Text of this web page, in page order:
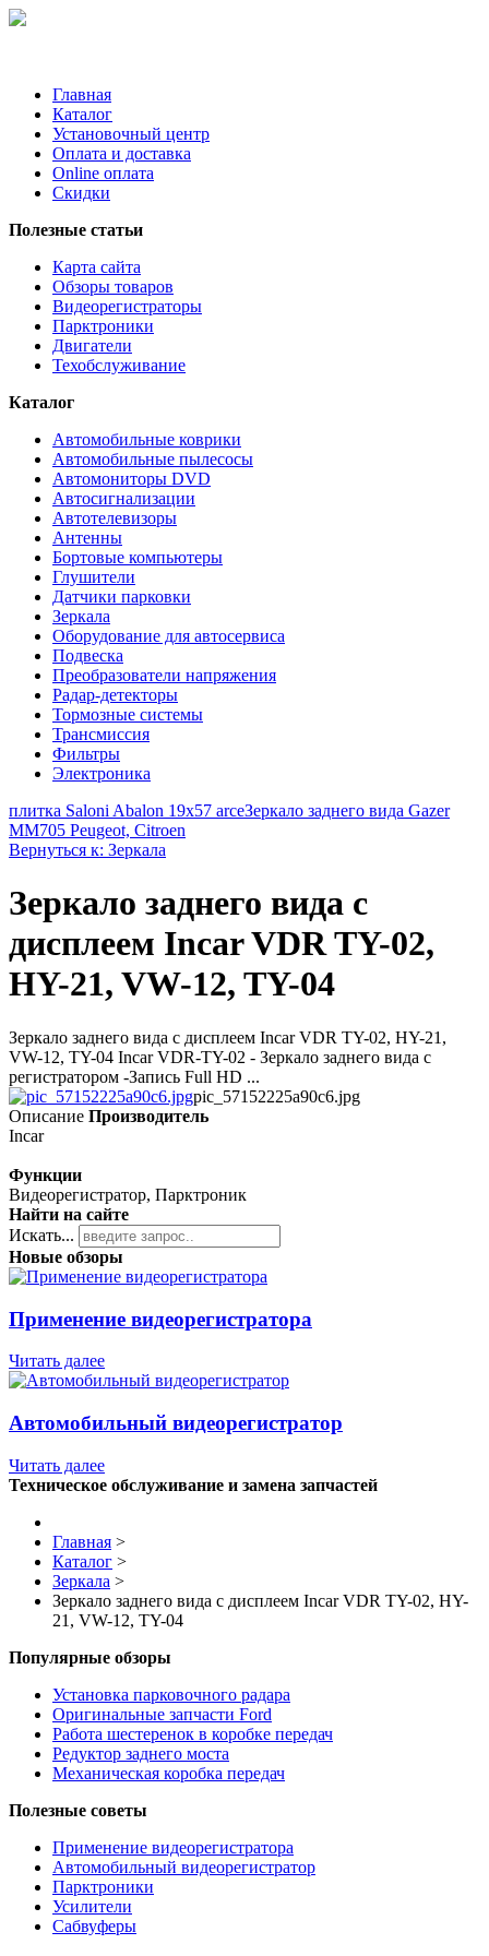
Главная
Каталог
Установочный центр
Оплата и доставка
Online оплата
Скидки
Полезные статьи
Карта сайта
Обзоры товаров
Видеорегистраторы
Парктроники
Двигатели
Техобслуживание
Каталог
Автомобильные коврики
Автомобильные пылесосы
Автомониторы DVD
Автосигнализации
Автотелевизоры
Антенны
Бортовые компьютеры
Глушители
Датчики парковки
Зеркала
Оборудование для автосервиса
Подвеска
Преобразователи напряжения
Радар-детекторы
Тормозные системы
Трансмиссия
Фильтры
Электроника
плитка Saloni Abalon 19x57 arceЗеркало заднего вида Gazer
MM705 Peugeot, Citroen
Вернуться к: Зеркала
Зеркало заднего вида с
дисплеем Incar VDR TY-02,
HY-21, VW-12, TY-04
Зеркало заднего вида с дисплеем Incar VDR TY-02, HY-21,
VW-12, TY-04 Incar VDR-TY-02 - Зеркало заднего вида с
регистратором -Запись Full HD ...
pic_57152225a90c6.jpg
Описание Производитель
Incar
Функции
Видеорегистратор, Парктроник
Найти на сайте
Искать...
Новые обзоры
Применение видеорегистратора
Читать далее
Автомобильный видеорегистратор
Читать далее
Техническое обслуживание и замена запчастей
Главная >
Каталог >
Зеркала >
Зеркало заднего вида с дисплеем Incar VDR TY-02, HY-
21, VW-12, TY-04
Популярные обзоры
Установка парковочного радара
Оригинальные запчасти Ford
Работа шестеренок в коробке передач
Редуктор заднего моста
Механическая коробка передач
Полезные советы
Применение видеорегистратора
Автомобильный видеорегистратор
Парктроники
Усилители
Cабвуферы